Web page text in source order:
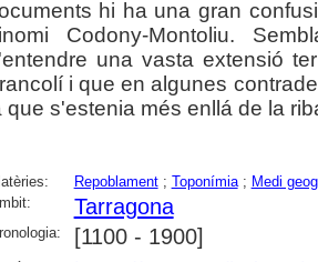
hi ha una gran
Codony-Montoliu.
una vasta extensió
i que en algunes
que s'estenia més enllá de la
Repoblament; Toponímia; Medi
Tarragona
[1100 - 1900]